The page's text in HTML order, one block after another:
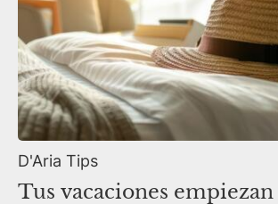
D'Aria Tips
Tus vacaciones